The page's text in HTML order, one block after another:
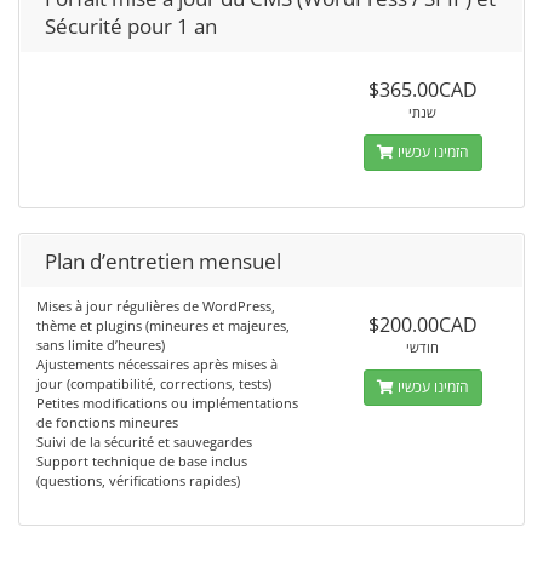
Sécurité pour 1 an
$365.00CAD
שנתי
הזמינו עכשיו
Plan d’entretien mensuel
Mises à jour régulières de WordPress,
thème et plugins (mineures et majeures,
sans limite d’heures)
Ajustements nécessaires après mises à
jour (compatibilité, corrections, tests)
Petites modifications ou implémentations
de fonctions mineures
Suivi de la sécurité et sauvegardes
Support technique de base inclus
(questions, vérifications rapides)
$200.00CAD
חודשי
הזמינו עכשיו